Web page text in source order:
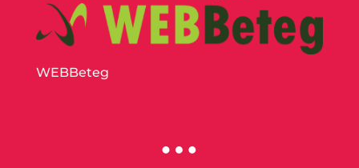
WEBBeteg
…